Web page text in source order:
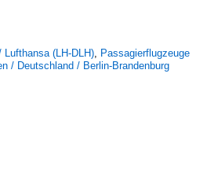
(LH-DLH), Passagierflugzeuge
/ Deutschland / Berlin-Brandenburg